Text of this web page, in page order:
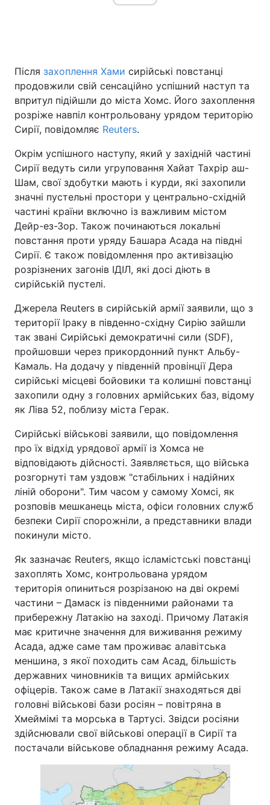
Після захоплення Хами сирійські повстанці
продовжили свій сенсаційно успішний наступ та
впритул підійшли до міста Хомс. Його захоплення
розріже навпіл контрольовану урядом територію
Сирії, повідомляє Reuters.
Окрім успішного наступу, який у західній частині
Сирії ведуть сили угруповання Хайат Тахрір аш-
Шам, свої здобутки мають і курди, які захопили
значні пустельні простори у центрально-східній
частині країни включно із важливим містом
Дейр-ез-Зор. Також починаються локальні
повстання проти уряду Башара Асада на півдні
Сирії. Є також повідомлення про активізацію
розрізнених загонів ІДІЛ, які досі діють в
сирійській пустелі.
Джерела Reuters в сирійській армії заявили, що з
території Іраку в південно-східну Сирію зайшли
так звані Сирійські демократичні сили (SDF),
пройшовши через прикордонний пункт Альбу-
Камаль. На додачу у південній провінції Дера
сирійські місцеві бойовики та колишні повстанці
захопили одну з головних армійських баз, відому
як Ліва 52, поблизу міста Герак.
Сирійські військові заявили, що повідомлення
про їх відхід урядової армії із Хомса не
відповідають дійсності. Заявляється, що війська
розгорнуті там уздовж "стабільних і надійних
ліній оборони". Тим часом у самому Хомсі, як
розповів мешканець міста, офіси головних служб
безпеки Сирії спорожніли, а представники влади
покинули місто.
Як зазначає Reuters, якщо ісламістські повстанці
захоплять Хомс, контрольована урядом
територія опиниться розрізаною на дві окремі
частини – Дамаск із південними районами та
прибережну Латакію на заході. Причому Латакія
має критичне значення для виживання режиму
Асада, адже саме там проживає алавітська
меншина, з якої походить сам Асад, більшість
державних чиновників та вищих армійських
офіцерів. Також саме в Латакії знаходяться дві
головні військові бази росіян – повітряна в
Хмеймімі та морська в Тартусі. Звідси росіяни
здійснювали свої військові операції в Сирії та
постачали військове обладнання режиму Асада.